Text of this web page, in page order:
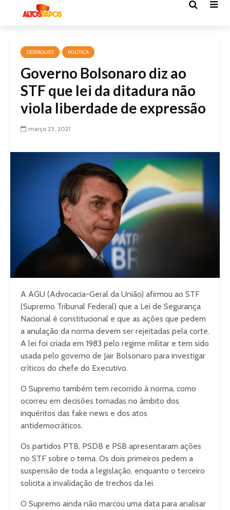
DESTAQUES POLÍTICA
Governo Bolsonaro diz ao
STF que lei da ditadura não
viola liberdade de expressão
março 25, 2021
A AGU (Advocacia-Geral da União) afirmou ao STF
(Supremo Tribunal Federal) que a Lei de Segurança
Nacional é constitucional e que as ações que pedem
a anulação da norma devem ser rejeitadas pela corte.
A lei foi criada em 1983 pelo regime militar e tem sido
usada pelo governo de Jair Bolsonaro para investigar
críticos do chefe do Executivo.
O Supremo também tem recorrido à norma, como
ocorreu em decisões tomadas no âmbito dos
inquéritos das fake news e dos atos
antidemocráticos.
Os partidos PTB, PSDB e PSB apresentaram ações
no STF sobre o tema. Os dois primeiros pedem a
suspensão de toda a legislação, enquanto o terceiro
solicita a invalidação de trechos da lei.
O Supremo ainda não marcou uma data para analisar